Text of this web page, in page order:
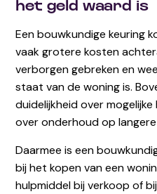
het geld waard is
Een bouwkundige keuring
vaak grotere kosten
verborgen gebreken en
staat van de woning is.
duidelijkheid over
over onderhoud op
Daarmee is een
bij het kopen van een
hulpmiddel bij verkoop of